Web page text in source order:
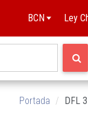
BCN Ley
Portada DFL 3